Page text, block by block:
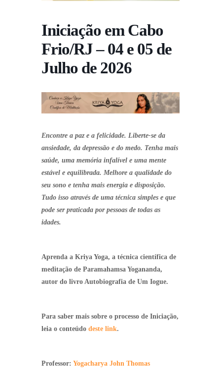
Iniciação em Cabo
Frio/RJ – 04 e 05 de
Julho de 2026
Encontre a paz e a felicidade. Liberte-se da
ansiedade, da depressão e do medo. Tenha mais
saúde, uma memória infalível e uma mente
estável e equilibrada. Melhore a qualidade do
seu sono e tenha mais energia e disposição.
Tudo isso através de uma técnica simples e que
pode ser praticada por pessoas de todas as
idades.
Aprenda a Kriya Yoga, a técnica científica de
meditação de Paramahamsa Yogananda,
autor do livro Autobiografia de Um Iogue.
Para saber mais sobre o processo de Iniciação,
leia o conteúdo deste link.
Professor: Yogacharya John Thomas